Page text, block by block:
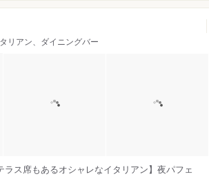
リアン、ダイニングバー
ラス席もあるオシャレなイタリアン】夜パフェ